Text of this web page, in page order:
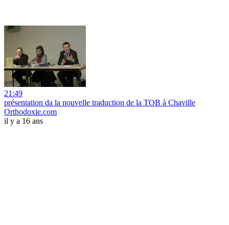
21:49
présentation da la nouvelle traduction de la TOB à Chaville
Orthodoxie.com
il y a 16 ans